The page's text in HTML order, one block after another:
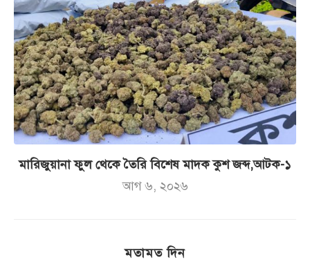
মারিজুয়ানা ফুল থেকে তৈরি বিশেষ মাদক কুশ জব্দ,আটক-১
আগ ৬, ২০২৬
মতামত দিন